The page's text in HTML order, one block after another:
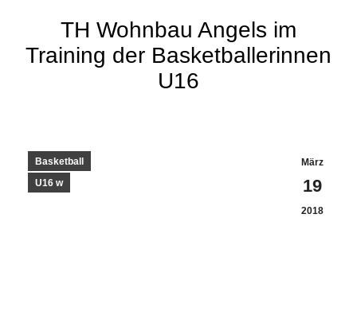
TH Wohnbau Angels im
Training der Basket­baller­innen
U16
März
19
2018
Basketball
U16 w